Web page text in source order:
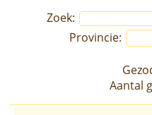
Zoek:
Provincie:
Aantal